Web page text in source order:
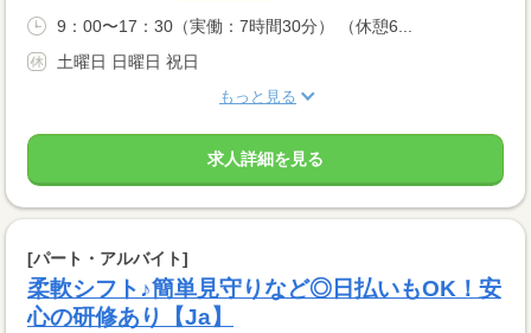
9：00〜17：30（実働：7時間30分） （休憩6...
土曜日 日曜日 祝日
もっと見る
求人詳細を見る
[パート・アルバイト]
柔軟シフト♪簡単見守りなど◎日払いもOK！安
心の研修あり【Ja】